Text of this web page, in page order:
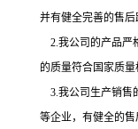
并有健全完善的售后
2.我公司的产品严
的质量符合国家质量
3.我公司生产销售
等企业，有健全的